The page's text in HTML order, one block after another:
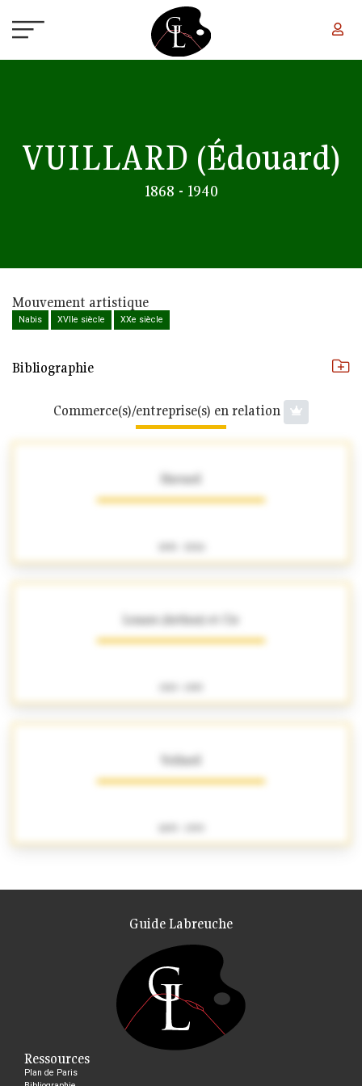
VUILLARD (Édouard)
1868 - 1940
Mouvement artistique
Nabis XVIIe siècle XXe siècle
Bibliographie
Commerce(s)/entreprise(s) en relation
Havard
Lenars (Arthur) et Cie
Vollard
Guide Labreuche
Ressources
Plan de Paris